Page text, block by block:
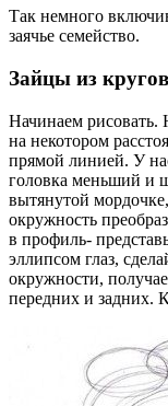
Так немного
заячье семейство.
Зайцы из
Начинаем рисовать.
на некотором
прямой линией. У
головка меньший и
вытянутой
окружность
в профиль-
эллипсом глаз,
окружности,
передних и задних.